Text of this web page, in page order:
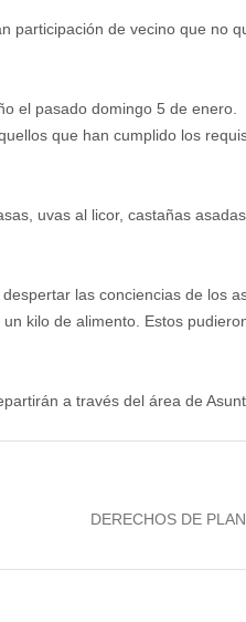
participación de vecino que no
el pasado domingo 5 de enero.
que han cumplido los
uvas al licor, castañas
las conciencias de los
kilo de alimento. Estos
a través del área de
Next
DERECHOS DE